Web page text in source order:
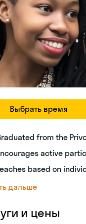
Выбрать время
from the
active
based on
дальше
и цены